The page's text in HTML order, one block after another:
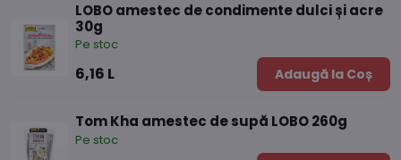
LOBO amestec de condimente dulci și acre
30g
Pe stoc
6,16 L Adaugă la Coș
Tom Kha amestec de supă LOBO 260g
Pe stoc